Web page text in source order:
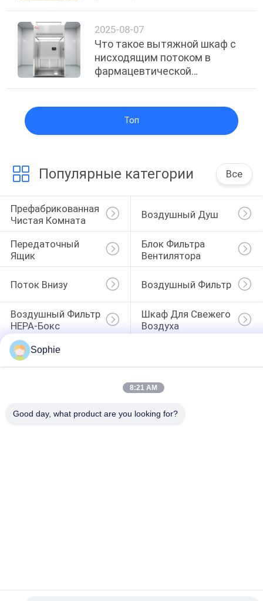
2025-08-07
Что такое вытяжной шкаф с
нисходящим потоком в
фармацевтической
Топ
Популярные категории Все
Префабрикованная
Чистая Комната
Воздушный Душ
Передаточный
Ящик
Блок Фильтра
Вентилятора
Поток Внизу Воздушный Фильтр
Воздушный Фильтр
HEPA-Бокс
Шкаф Для Свежего
Воздуха
Sophie
8:21 AM
Good day, what product are you looking for?